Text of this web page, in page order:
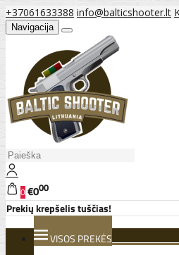
+37061633388 info@balticshooter.lt
Navigacija
0€000
Prekių krepšelis tuščias!
VISOS PREKĖS